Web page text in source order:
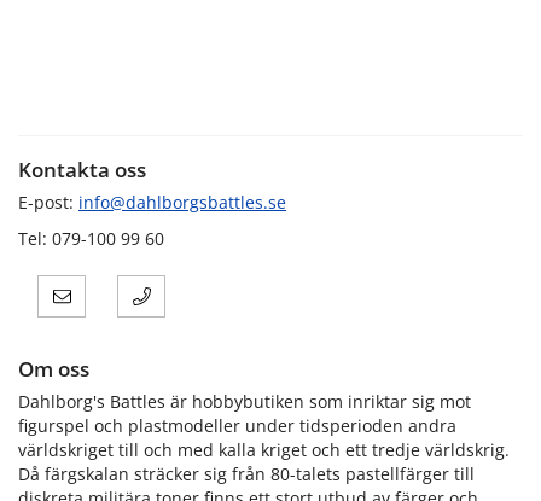
Kontakta oss
E-post: info@dahlborgsbattles.se
Tel: 079-100 99 60
Om oss
Dahlborg's Battles är hobbybutiken som inriktar sig mot
figurspel och plastmodeller under tidsperioden andra
världskriget till och med kalla kriget och ett tredje världskrig.
Då färgskalan sträcker sig från 80-talets pastellfärger till